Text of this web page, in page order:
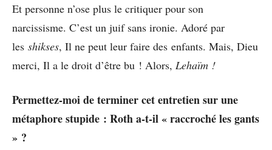
Et personne n’ose plus le critiquer pour son
narcissisme. C’est un juif sans ironie. Adoré par
les shikses, Il ne peut leur faire des enfants. Mais, Dieu
merci, Il a le droit d’être bu ! Alors, Lehaïm !
Permettez-moi de terminer cet entretien sur une
métaphore stupide : Roth a-t-il « raccroché les gants
» ?